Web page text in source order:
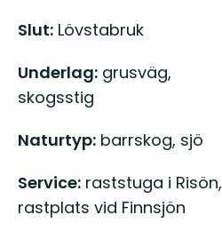
Slut: Lövstabruk
Underlag: grusväg,
skogsstig
Naturtyp: barrskog, sjö
Service: raststuga i Risön,
rastplats vid Finnsjön